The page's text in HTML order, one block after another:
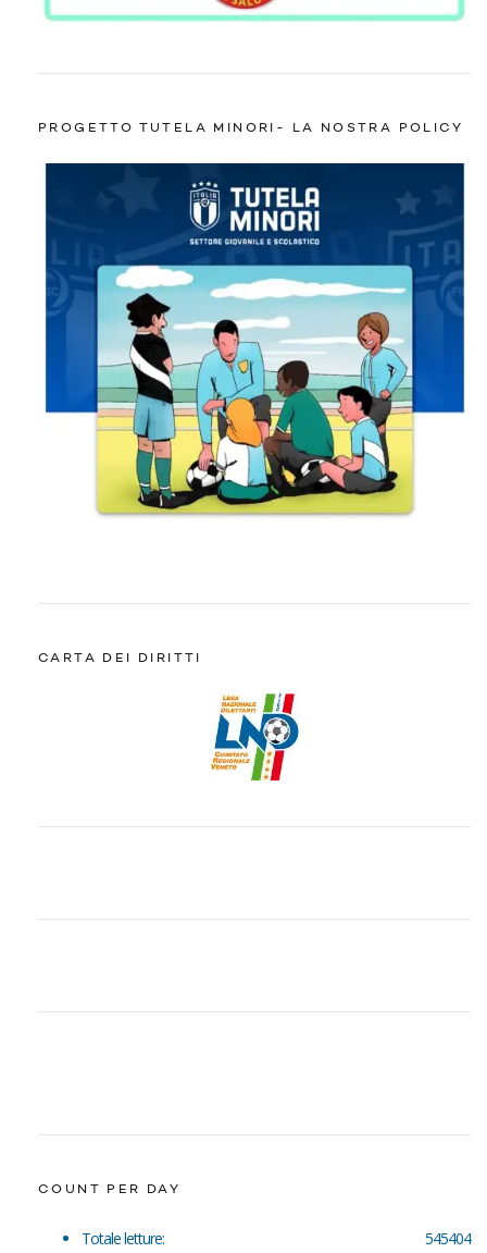
PROGETTO TUTELA MINORI- LA NOSTRA POLICY
CARTA DEI DIRITTI
COUNT PER DAY
545404
Totale letture: